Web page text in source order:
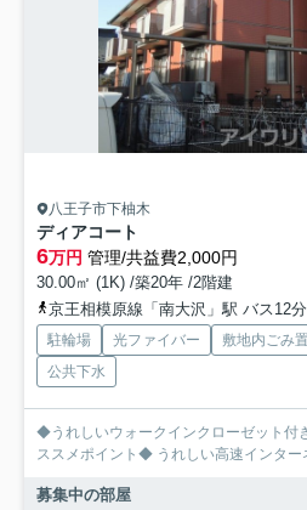
八王子市下柚木
ディアコート
6万円 管理/共益費2,000円
30.00㎡ (1K) /築20年 /2階建
京王相模原線「南大沢」駅 バス12分
駐輪場 光ファイバー 敷地内ごみ
公共下水
◆うれしいウォークインクローゼット付き
ススメポイント◆ うれしい高速インター
募集中の部屋